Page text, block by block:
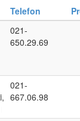
Telefon
021-
650.29.69
021-
667.06.98